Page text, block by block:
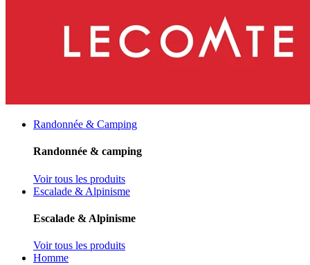
Randonnée & Camping
Randonnée & camping
Voir tous les produits
Escalade & Alpinisme
Escalade & Alpinisme
Voir tous les produits
Homme